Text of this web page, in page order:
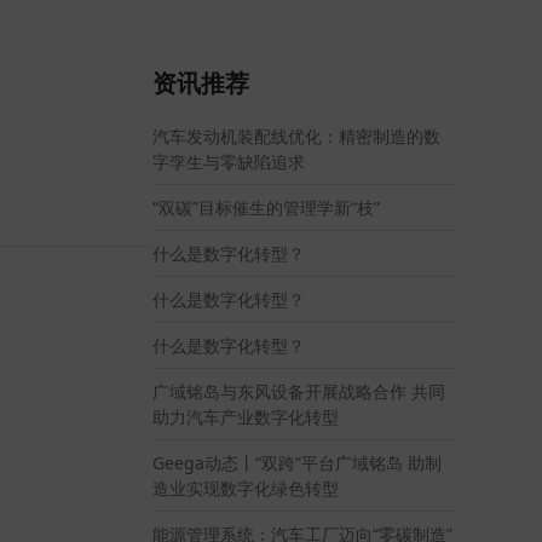
资讯推荐
汽车发动机装配线优化：精密制造的数
字孪生与零缺陷追求
“双碳”目标催生的管理学新“枝”
什么是数字化转型？
什么是数字化转型？
什么是数字化转型？
广域铭岛与东风设备开展战略合作 共同
助力汽车产业数字化转型
Geega动态丨“双跨”平台广域铭岛 助制
造业实现数字化绿色转型
能源管理系统：汽车工厂迈向“零碳制造”